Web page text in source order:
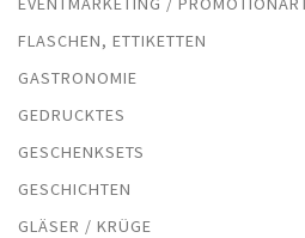
FLASCHEN, ETTIKETTEN
GASTRONOMIE
GEDRUCKTES
GESCHENKSETS
GESCHICHTEN
GLÄSER / KRÜGE